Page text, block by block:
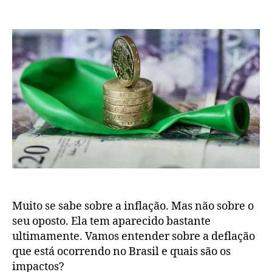
Muito se sabe sobre a inflação. Mas não sobre o
seu oposto. Ela tem aparecido bastante
ultimamente. Vamos entender sobre a deflação
que está ocorrendo no Brasil e quais são os
impactos?